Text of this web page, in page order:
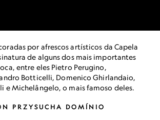
por afrescos artísticos da Capela
de alguns dos mais importantes
entre eles Pietro Perugino,
Botticelli, Domenico Ghirlandaio,
e Michelângelo, o mais famoso deles.
PRZYSUCHA DOMÍNIO